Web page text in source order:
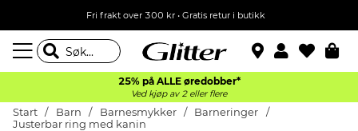
Fri frakt over 300 kr • Gratis retur i butikk
25% på ALLE øredobber*
Ved kjøp av 2 eller flere
Start Barn Barnesmykker
Barneringer
Justerbar ring med kanin